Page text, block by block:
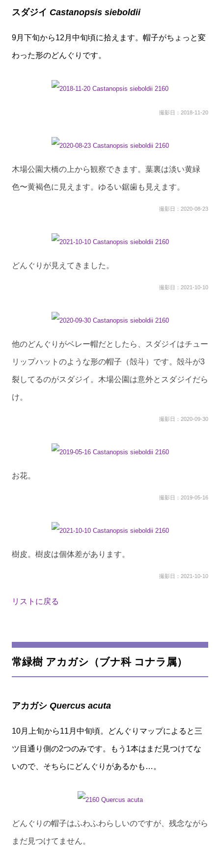
スダジイ Castanopsis sieboldii
9月下旬から12月中旬頃に拾えます。帽子がちょっと変
わった形のどんぐりです。
撮影日：2018-11-20
木場公園大橋の上から観察できます。葉裏は淡い黄緑
色〜黄褐色に見えます。ゆるい鋸歯も見えます。
撮影日：2020-08-23
どんぐりが見えてきました。
撮影日：2021-10-10
他のどんぐりがベレー帽だとしたら、スダジイはチュー
リップハットのような形の帽子（殻斗）です。殻斗が3
裂してるのがスダジイ。木場公園は意外とスダジイだら
け。
撮影日：2020-09-30
お花。
撮影日：2019-05-16
樹皮。樹皮は個体差があります。
撮影日：2021-10-10
リストに戻る
常緑樹 アカガシ（ブナ科 コナラ属）
アカガシ Quercus acuta
10月上旬から11月中旬頃。どんぐりマップによると三
ツ目通り側の2つのみです。もう1本はまだ見つけてな
いので、そちらにどんぐりがあるかも…。
どんぐりの帽子はふわふわらしいのですが、残念ながら
まだ見つけてません。